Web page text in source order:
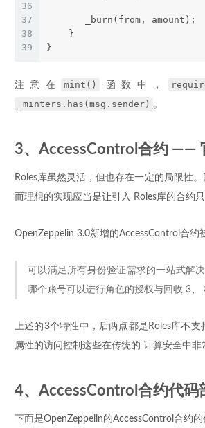
36
37
38
39
       _burn(from, amount);
    }
}
注意在 mint() 函数中，
_minters.has(msg.sender) 。
3、AccessControl合约 ——
Roles库虽然灵活，但也存在一定的局限性
而理想的实现应当是让引入 Roles库的合约
OpenZeppelin 3.0新增的AccessControl合约
可以满足所有身份验证需求的一站式解
哪个账号可以进行角色的授权与回收 3、
上述的3个特性中，后两点都是Roles库不
属性的访问控制这些在传统的 计算安全中非
4、AccessControl合约代码
下面是OpenZeppelin的AccessControl合约的